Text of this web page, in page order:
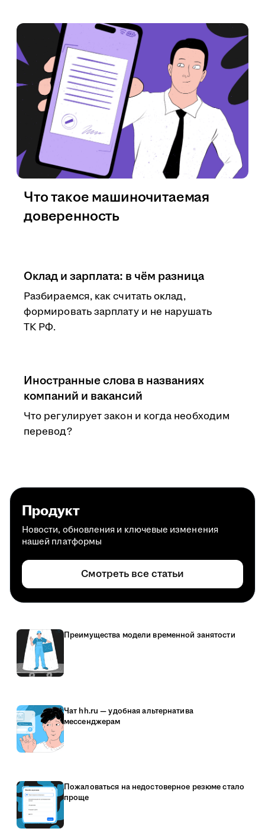
Оклад и зарплата: в чём разница
Разбираемся, как считать оклад,
формировать зарплату и не нарушать
ТК РФ.
Иностранные слова в названиях
компаний и вакансий
Что регулирует закон и когда необходим
перевод?
Что такое машиночитаемая
доверенность
Продукт
Новости, обновления и ключевые изменения
нашей платформы
Смотреть все статьи
Преимущества модели временной занятости
Чат hh.ru — удобная альтернатива
мессенджерам
Пожаловаться на недостоверное резюме стало
проще